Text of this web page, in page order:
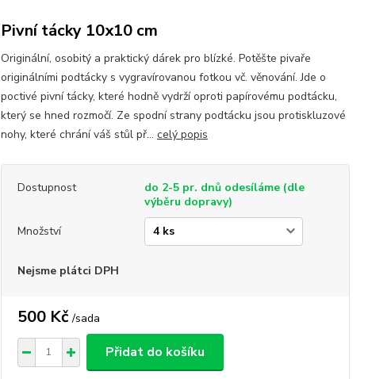
Pivní tácky 10x10 cm
Originální, osobitý a praktický dárek pro blízké. Potěšte pivaře
originálními podtácky s vygravírovanou fotkou vč. věnování. Jde o
poctivé pivní tácky, které hodně vydrží oproti papírovému podtácku,
který se hned rozmočí. Ze spodní strany podtácku jsou protiskluzové
nohy, které chrání váš stůl př... celý popis
Dostupnost
do 2-5 pr. dnů odesíláme (dle
výběru dopravy)
Množství
Nejsme plátci DPH
500 Kč /sada
Přidat do košíku